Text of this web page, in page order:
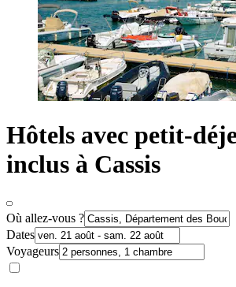
Hôtels avec petit-
inclus à Cassis
Où allez-vous ?
Dates
Voyageurs